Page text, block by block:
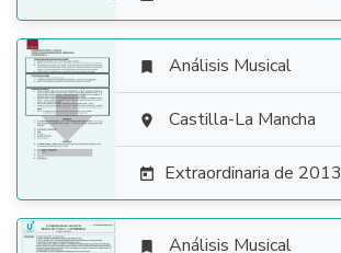

 Análisis Musical
 Castilla-La Mancha
 Extraordinaria de 2013
 Análisis Musical